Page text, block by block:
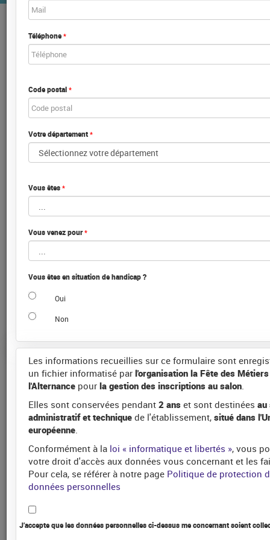
OFFRES
DÉPOSER SON CV
Téléphone *
Code postal *
Votre département *
Vous êtes *
Vous venez pour*
Vous êtes en situation de handicap ?
Oui
Non
Les informations recueillies sur ce formulaire sont
un fichier informatisé par l'organisation la Fête des
l'Alternance pour la gestion des inscriptions au salon.
Elles sont conservées pendant 2 ans et sont destinées au
administratif et technique de l'établissement, situé dans
européenne.
Conformément à la loi « informatique et libertés », vous
votre droit d'accès aux données vous concernant et les
Pour cela, se référer à notre page Politique de protection
données personnelles
J’accepte que les données personnelles ci-dessus me concernant soient